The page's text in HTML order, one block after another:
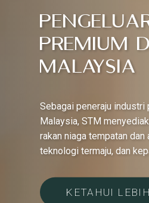
Premium
Malaysia
Sebagai peneraju
Malaysia, STM
rakan niaga tempatan
teknologi termaju, dan